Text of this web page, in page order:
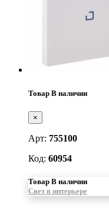
Товар В наличии
×
Арт: 755100
Код: 60954
Товар В наличии
Свет в интерьере